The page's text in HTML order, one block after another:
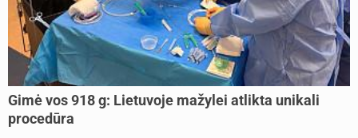
Gimė vos 918 g: Lietuvoje mažylei atlikta unikali
procedūra